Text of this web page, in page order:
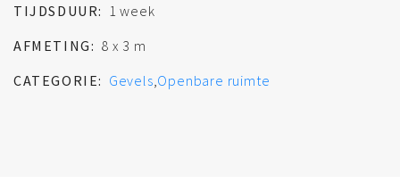
TIJDSDUUR: 1 week
AFMETING: 8 x 3 m
CATEGORIE: Gevels Openbare ruimte